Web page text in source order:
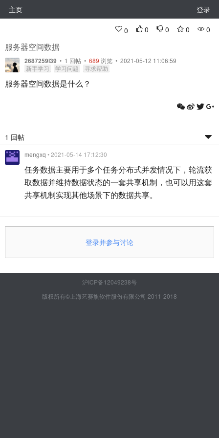
主页 登录
0 0 0 0 0
服务器空间数据
2687259l39 • 1 回帖 • 689 浏览 • 2021-05-12 11:06:59
新手学习
学习问题 寻求帮助
服务器空间数据是什么？
1 回帖
mengxq • 2021-05-14 17:12:30
任务数据主要用于多个任务分布式并发情况下，轮流获
取数据并维持数据状态的一套共享机制，也可以用这套
共享机制实现其他场景下的数据共享。
登录并参与讨论
沪ICP备12049238号
版权所有©上海艺赛旗软件股份有限公司 2011-2018